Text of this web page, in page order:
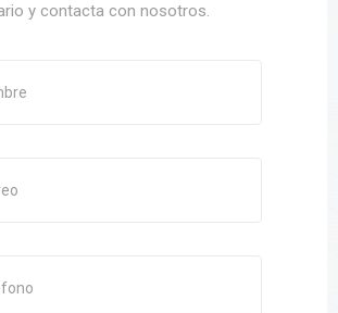
y contacta con nosotros.